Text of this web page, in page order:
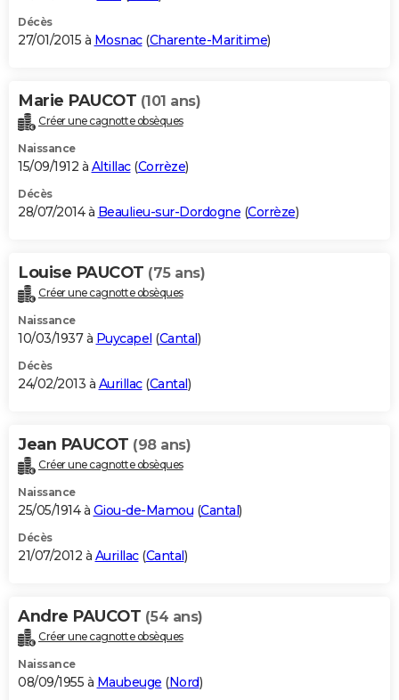
Décès
27/01/2015 à Mosnac(Charente-Maritime)
Marie PAUCOT (101 ans)
Créer une cagnotte obsèques
Naissance
15/09/1912 à Altillac(Corrèze)
Décès
28/07/2014 à Beaulieu-sur-Dordogne (Corrèze)
Louise PAUCOT (75 ans)
Créer une cagnotte obsèques
Naissance
10/03/1937 à Puycapel (Cantal)
Décès
24/02/2013 à Aurillac(Cantal)
Jean PAUCOT (98 ans)
Créer une cagnotte obsèques
Naissance
25/05/1914 à Giou-de-Mamou (Cantal)
Décès
21/07/2012 à Aurillac(Cantal)
Andre PAUCOT (54 ans)
Créer une cagnotte obsèques
Naissance
08/09/1955 à Maubeuge (Nord)